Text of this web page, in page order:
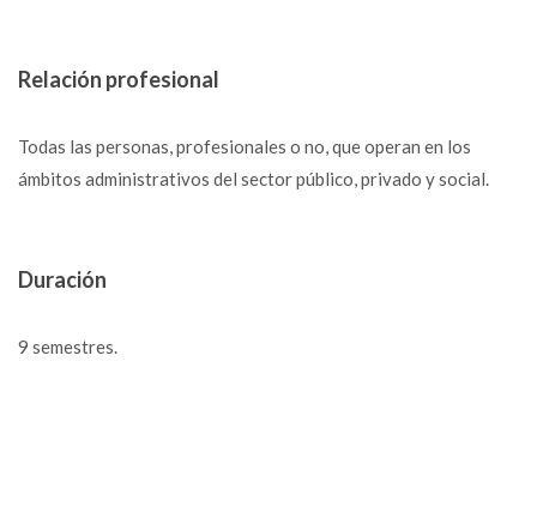
Relación profesional
Todas las personas, profesionales o no, que operan en los
ámbitos administrativos del sector público, privado y social.
Duración
9 semestres.